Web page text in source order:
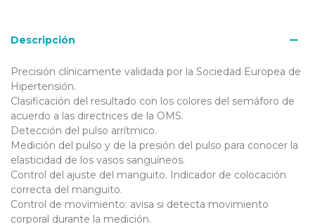
Descripción
Precisión clínicamente validada por la Sociedad Europea de
Hipertensión.
Clasificación del resultado con los colores del semáforo de
acuerdo a las directrices de la OMS.
Detección del pulso arrítmico.
Medición del pulso y de la presión del pulso para conocer la
elasticidad de los vasos sanguíneos.
Control del ajuste del manguito. Indicador de colocación
correcta del manguito.
Control de movimiento: avisa si detecta movimiento
corporal durante la medición.